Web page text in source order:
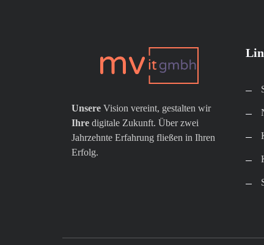
Unsere Vision vereint, gestalten wir
Ihre digitale Zukunft. Über zwei
Jahrzehnte Erfahrung fließen in Ihren
Erfolg.